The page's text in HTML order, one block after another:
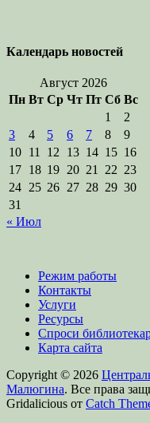
Календарь новостей
Август 2026
Пн Вт Ср Чт Пт Сб Вс
1
2
3
4 5 6 7 8
9
10 11 12 13 14 15 16
17 18 19 20 21 22 23
24 25 26 27 28 29 30
31
« Июл
Режим работы
Контакты
Услуги
Ресурсы
Спроси
Карта сайта
Copyright © 2026
Малюгина. Все права
Gridalicious от Catch